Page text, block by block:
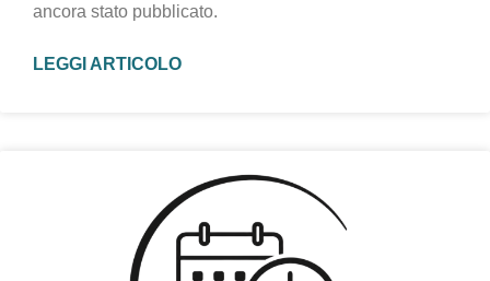
ancora stato pubblicato.
LEGGI ARTICOLO